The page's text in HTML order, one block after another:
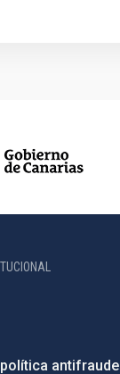
antifraude